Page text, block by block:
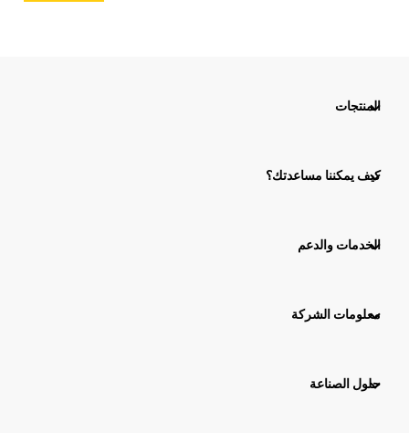
المنتجات
كيف يمكننا مساعدتك؟
الخدمات والدعم
معلومات الشركة
حلول الصناعة